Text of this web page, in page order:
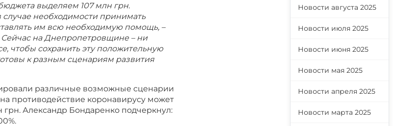
выделяем 107 млн грн.
необходимости принимать
им всю необходимую помощь, –
на Днепропетровщине – ни
чтобы сохранить эту положительную
к разным сценариям развития
различные возможные сценарии
противодействие коронавирусу может
Александр Бондаренко подчеркнул:
Новости августа 2025
Новости июля 2025
Новости июня 2025
Новости мая 2025
Новости апреля 2025
Новости марта 2025